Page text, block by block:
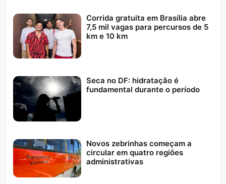
Corrida gratuita em Brasília abre
7,5 mil vagas para percursos de 5
km e 10 km
Seca no DF: hidratação é
fundamental durante o período
Novos zebrinhas começam a
circular em quatro regiões
administrativas